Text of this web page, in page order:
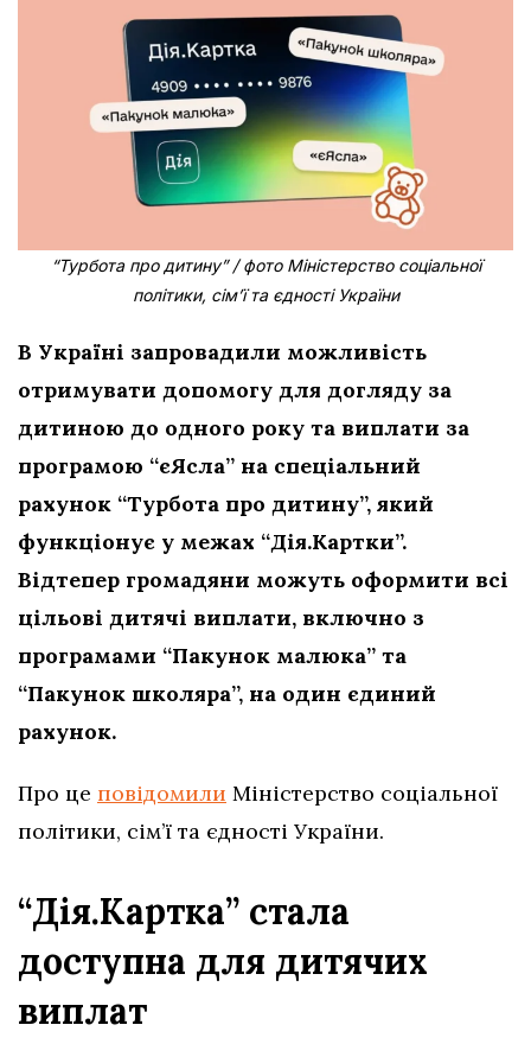
“Турбота про дитину” / фото Міністерство соціальної
політики, сім’ї та єдності України
В Україні запровадили можливість
отримувати допомогу для догляду за
дитиною до одного року та виплати за
програмою “єЯсла” на спеціальний
рахунок “Турбота про дитину”, який
функціонує у межах “Дія.Картки”.
Відтепер громадяни можуть оформити всі
цільові дитячі виплати, включно з
програмами “Пакунок малюка” та
“Пакунок школяра”, на один єдиний
рахунок.
Про це повідомили Міністерство соціальної
політики, сім’ї та єдності України.
“Дія.Картка” стала
доступна для дитячих
виплат